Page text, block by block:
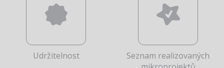
Udržitelnost
Seznam realizovaných